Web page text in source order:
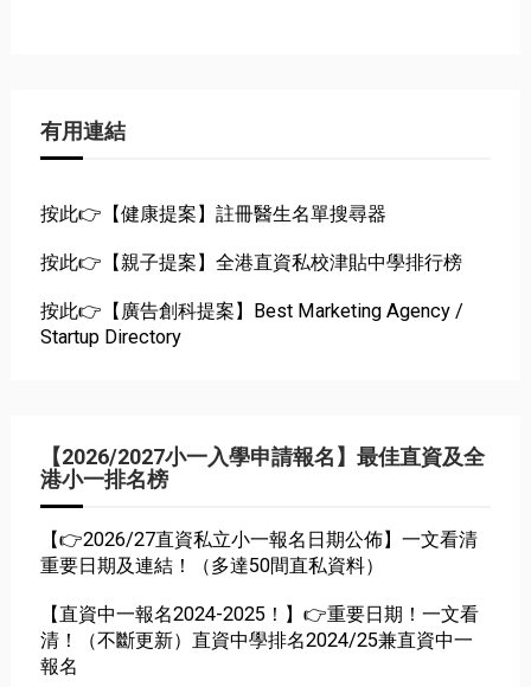
有用連結
按此👉【健康提案】註冊醫生名單搜尋器
按此👉【親子提案】全港直資私校津貼中學排行榜
按此👉【廣告創科提案】Best Marketing Agency /
Startup Directory
【2026/2027小一入學申請報名】最佳直資及全
港小一排名榜
【👉2026/27直資私立小一報名日期公佈】一文看清
重要日期及連結！（多達50間直私資料）
【直資中一報名2024-2025！】👉重要日期！一文看
清！（不斷更新）直資中學排名2024/25兼直資中一
報名